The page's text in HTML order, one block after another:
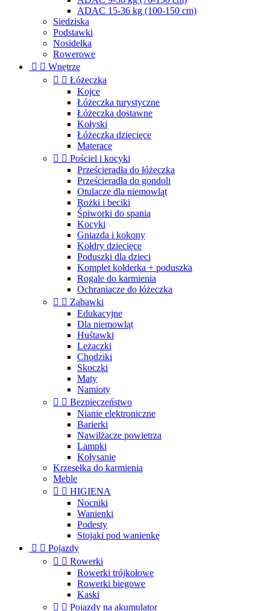
ADAC 15-36 kg (100-150 cm)
Siedziska
Podstawki
Nosidełka
Rowerowe
  Wnętrze
  Łóżeczka
Kojce
Łóżeczka turystyczne
Łóżeczka dostawne
Kołyski
Łóżeczka dziecięce
Materace
  Pościel i kocyki
Prześcieradła do łóżeczka
Prześcieradła do gondoli
Otulacze dla niemowląt
Rożki i beciki
Śpiworki do spania
Kocyki
Gniazda i kokony
Kołdry dziecięce
Poduszki dla dzieci
Komplet kołderka + poduszka
Rogale do karmienia
Ochraniacze do łóżeczka
  Zabawki
Edukacyjne
Dla niemowląt
Huśtawki
Leżaczki
Chodziki
Skoczki
Maty
Namioty
  Bezpieczeństwo
Nianie elektroniczne
Barierki
Nawilżacze powietrza
Lampki
Kołysanie
Krzesełka do karmienia
Meble
  HIGIENA
Nocniki
Wanienki
Podesty
Stojaki pod wanienkę
  Pojazdy
  Rowerki
Rowerki trójkołowe
Rowerki biegowe
Kaski
  Pojazdy na akumulator